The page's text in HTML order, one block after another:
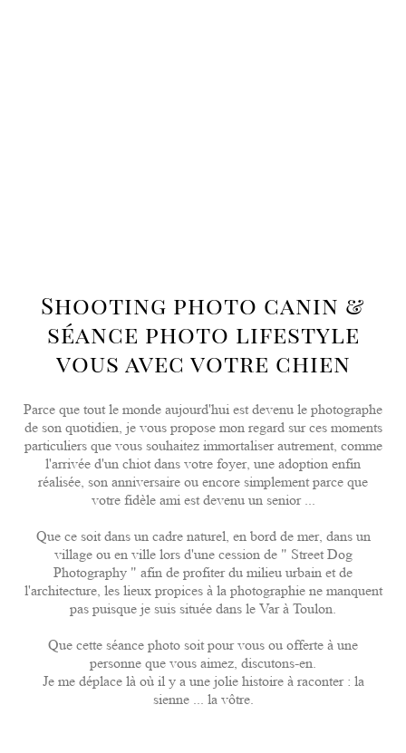
Shooting photo canin &
séance photo lifestyle
vous avec votre chien
Parce que tout le monde aujourd'hui est devenu le photographe
de son quotidien, je vous propose mon regard sur ces moments
particuliers que vous souhaitez immortaliser autrement, comme
l'arrivée d'un chiot dans votre foyer, une adoption enfin
réalisée, son anniversaire ou encore simplement parce que
votre fidèle ami est devenu un senior ...
Que ce soit dans un cadre naturel, en bord de mer, dans un
village ou en ville lors d'une cession de " Street Dog
Photography " afin de profiter du milieu urbain et de
l'architecture, les lieux propices à la photographie ne manquent
pas puisque je suis située dans le Var à Toulon.
Que cette séance photo soit pour vous ou offerte à une
personne que vous aimez, discutons-en.
Je me déplace là où il y a une jolie histoire à raconter : la
sienne ... la vôtre.